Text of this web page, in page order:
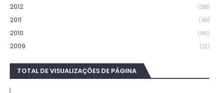
2012 (288)
2011 (418)
2010 (146)
2009 (22)
TOTAL DE VISUALIZAÇÕES DE PÁGINA